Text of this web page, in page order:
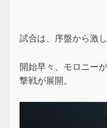
試合は、序盤から激
開始早々、モロニー
撃戦が展開。